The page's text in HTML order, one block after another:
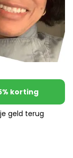
korting
geld terug